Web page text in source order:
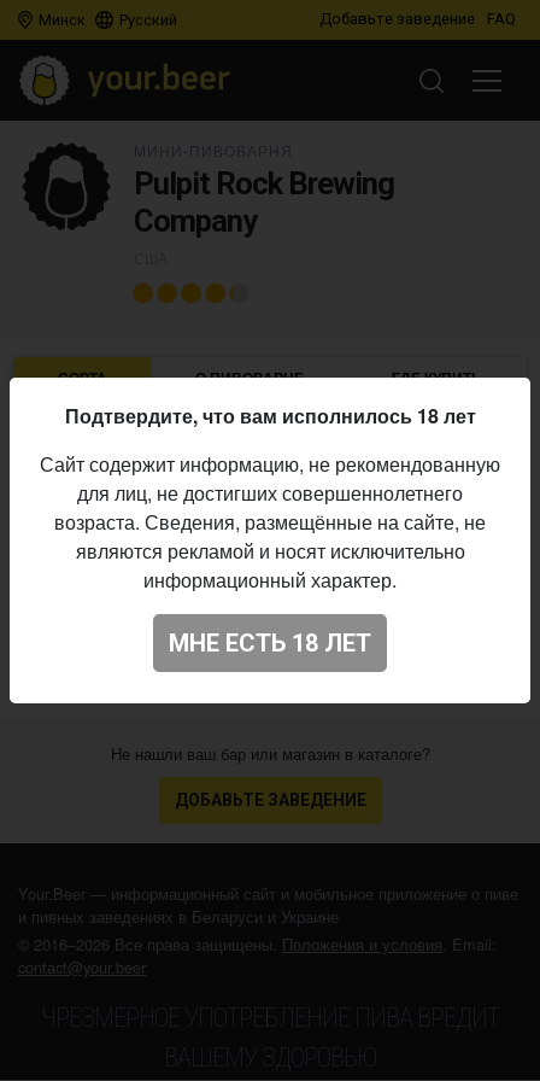
Минск Русский Добавьте заведение FAQ
Pulpit Rock Brewing
Company
СОРТА О ПИВОВАРНЕ ГДЕ КУПИТЬ
IBU ДАТА
LERVIG×PULPIT ROCK BREWING COMPANY
Almond Cake By Rackhouse
Stout - Imperial / Double Pastry• 6,8% ABV •
Не нашли ваш бар или магазин в каталоге?
ДОБАВЬТЕ ЗАВЕДЕНИЕ
Your.Beer — информационный сайт и мобильное приложение о пиве
и пивных заведениях в Беларуси и Украине
© 2016–2026 Все права защищены. Положения и условия . Email:
contact@your.beer
ЧРЕЗМЕРНОЕ УПОТРЕБЛЕНИЕ ПИВА ВРЕДИТ
ВАШЕМУ ЗДОРОВЬЮ
Подтвердите, что вам исполнилось 18 лет
Сайт содержит информацию, не рекомендованную
для лиц, не достигших совершеннолетнего
возраста. Сведения, размещённые на сайте, не
являются рекламой и носят исключительно
информационный характер.
МНЕ ЕСТЬ 18 ЛЕТ